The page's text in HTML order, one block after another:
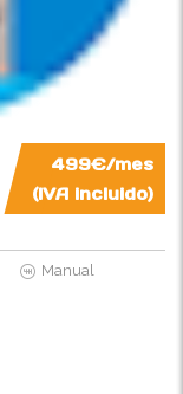
499€/mes
(IVA incluido)
Manual